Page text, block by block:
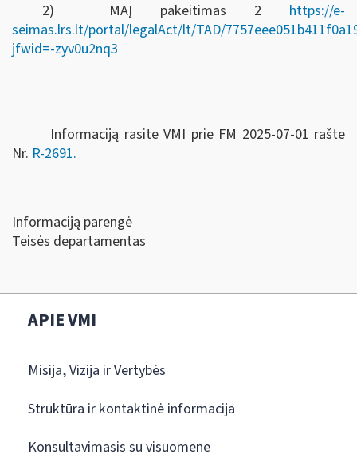
2) MAĮ pakeitimas 2 https://e-
seimas.lrs.lt/portal/legalAct/lt/TAD/
jfwid=-zyv0u2nq3
Informaciją rasite VMI prie FM 2025-07-01 rašte
Nr. R-2691.
Informaciją parengė
Teisės departamentas
APIE VMI
Misija, Vizija ir Vertybės
Struktūra ir kontaktinė informacija
Konsultavimasis su visuomene